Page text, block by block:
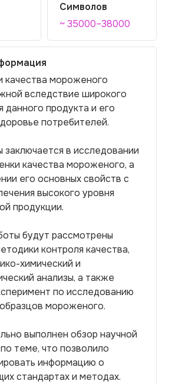
Символов
~ 35000–38000
качества мороженого
вследствие широкого
данного продукта и его
потребителей.
заключается в исследовании
качества мороженого, а
его основных свойств с
высокого уровня
продукции.
будут рассмотрены
контроля качества,
химический и
анализы, а также
по исследованию
мороженого.
выполнен обзор научной
теме, что позволило
информацию о
стандартах и методах.